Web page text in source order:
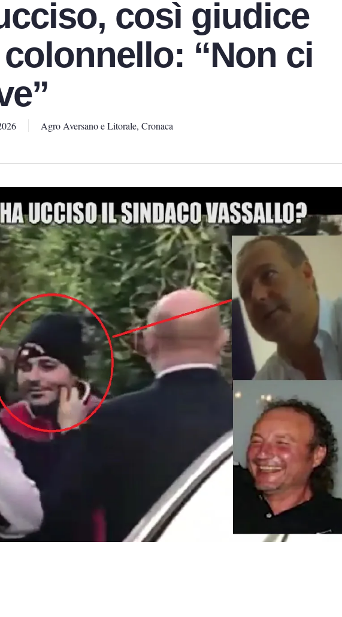
così giudice
“Non ci
Agro Aversano e Litorale, Cronaca